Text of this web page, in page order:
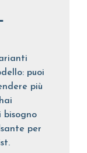
puoi
più
per